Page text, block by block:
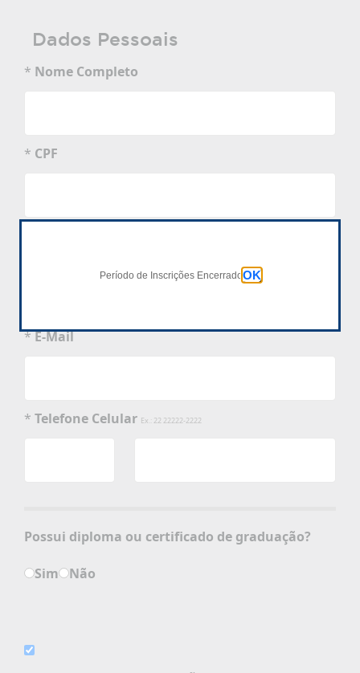
Dados Pessoais
* Nome Completo
* CPF
*E-Mail
* Telefone Celular Ex.: 22 22222-2222
Possui diploma ou certificado de graduação?
Sim Não
Período de Inscrições Encerrado OK